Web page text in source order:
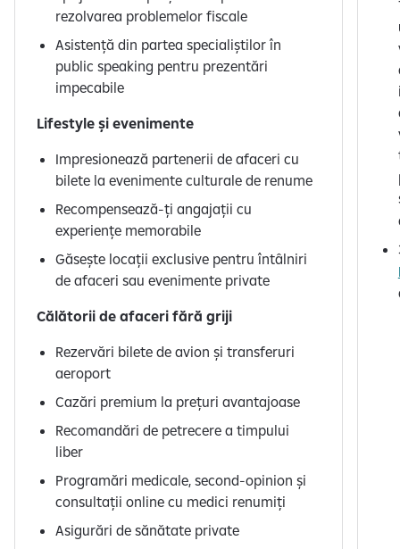
rezolvarea problemelor fiscale
Asistență din partea specialiștilor în
public speaking pentru prezentări
impecabile
Lifestyle și evenimente
Impresionează partenerii de afaceri cu
bilete la evenimente culturale de renume
Recompensează-ți angajații cu
experiențe memorabile
Găsește locații exclusive pentru întâlniri
de afaceri sau evenimente private
Călătorii de afaceri fără griji
Rezervări bilete de avion și transferuri
aeroport
Cazări premium la prețuri avantajoase
Recomandări de petrecere a timpului
liber
Programări medicale, second-opinion și
consultații online cu medici renumiți
Asigurări de sănătate private